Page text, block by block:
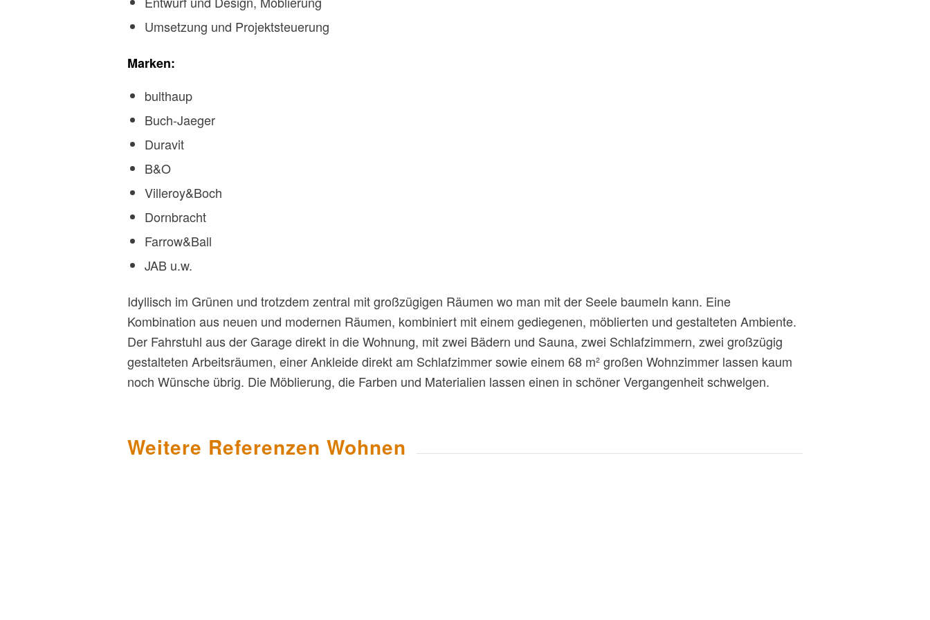
Umsetzung und Projektsteuerung
Marken:
bulthaup
Buch-Jaeger
Duravit
B&O
Villeroy&Boch
Dornbracht
Farrow&Ball
JAB u.w.
Idyllisch im Grünen und trotzdem zentral mit großzügigen Räumen wo man mit der Seele baumeln kann. Eine
Kombination aus neuen und modernen Räumen, kombiniert mit einem gediegenen, möblierten und gestalteten Ambiente.
Der Fahrstuhl aus der Garage direkt in die Wohnung, mit zwei Bädern und Sauna, zwei Schlafzimmern, zwei großzügig
gestalteten Arbeitsräumen, einer Ankleide direkt am Schlafzimmer sowie einem 68 m² großen Wohnzimmer lassen kaum
noch Wünsche übrig. Die Möblierung, die Farben und Materialien lassen einen in schöner Vergangenheit schwelgen.
Weitere Referenzen Wohnen